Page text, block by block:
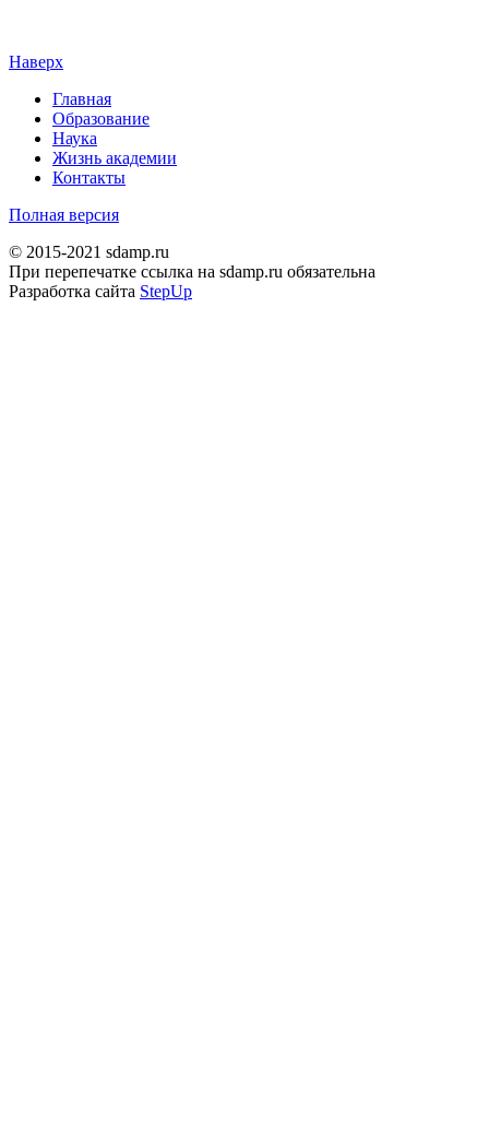
Наверх
Главная
Образование
Наука
Жизнь академии
Контакты
Полная версия
© 2015-2021 sdamp.ru
При перепечатке ссылка на sdamp.ru обязательна
Разработка сайта StepUp